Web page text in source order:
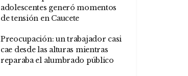
adolescentes generó momentos
de tensión en Caucete
Preocupación: un trabajador casi
cae desde las alturas mientras
reparaba el alumbrado público